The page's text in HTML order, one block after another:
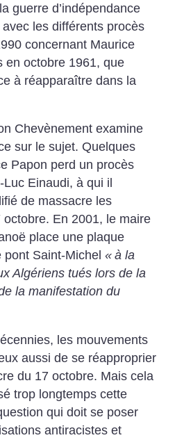
guerre d’indépendance
les différents procès
concernant Maurice
en octobre 1961, que
à réapparaître dans la
Chevènement examine
sur le sujet. Quelques
Papon perd un procès
Einaudi, à qui il
de massacre les
octobre. En 2001, le maire
place une plaque
pont Saint-Michel« à la
Algériens tués lors de la
la manifestation du
les mouvements
aussi de se réapproprier
du 17 octobre. Mais cela
trop longtemps cette
qui doit se poser
antiracistes et